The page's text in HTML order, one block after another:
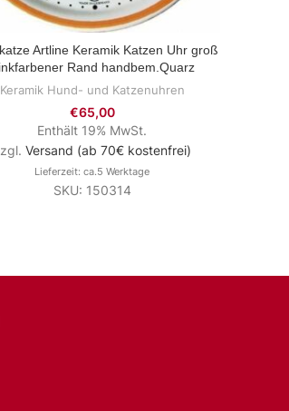
ZUM PRODUKT
Artline Keramik Katzen Uhr groß
Rand handbem.Quarz
Keramik Hund- und Katzenuhren
€65,00
Enthält 19% MwSt.
Versand (ab 70€ kostenfrei)
Lieferzeit: ca.5 Werktage
SKU: 150314